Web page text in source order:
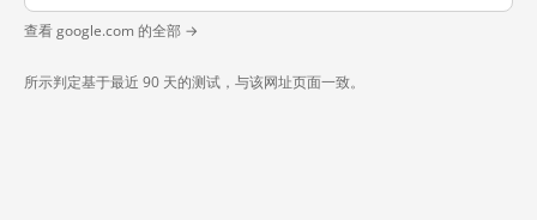
查看 google.com 的全部 →
所示判定基于最近 90 天的测试，与该网址页面一致。